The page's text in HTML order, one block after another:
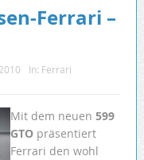
Ferrari –
In: Ferrari
Mit dem neuen 599
GTOpräsentiert
Ferrari den wohl